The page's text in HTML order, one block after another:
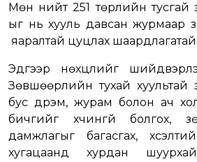
Мөн нийт 251 төрлийн тусгай
ыг нь хууль давсан журмаар
яаралтай цуцлах
Эдгээр нөхцлийг
Зөвшөөрлийн тухай хуультай
бус дүрэм, журам болон ач
бичгийг хүчингүй болгох,
дамжлагыг багасгах,
хугацаанд хурдан